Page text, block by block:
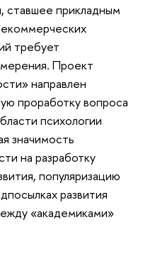
ставшее прикладным
требует
Проект
направлен
проработку вопроса
психологии
значимость
на разработку
популяризацию
развития
«академиками»